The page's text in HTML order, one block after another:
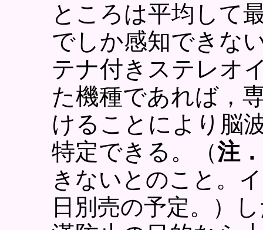
ところは平均して
でしか感知できな
テナ付きステレオ
た機種であれば，
けることにより脳
特定できる。
（注．
きないとのこと。
日別売の予定。）